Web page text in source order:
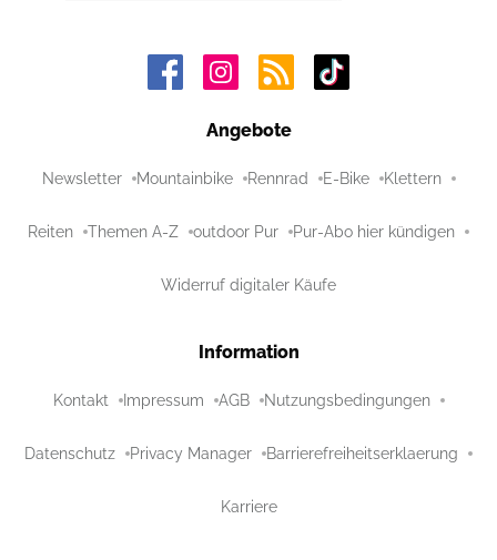
Angebote
Newsletter Mountainbike Rennrad E-Bike Klettern
Reiten Themen A-Z outdoor Pur Pur-Abo hier kündigen
Widerruf digitaler Käufe
Information
Kontakt Impressum AGB Nutzungsbedingungen
Datenschutz Privacy Manager Barrierefreiheitserklaerung
Karriere